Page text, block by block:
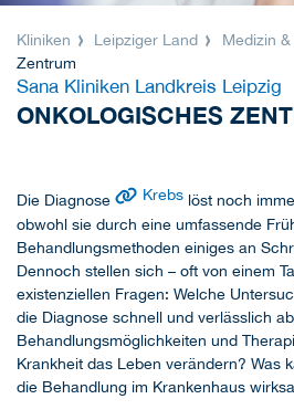
Kliniken Leipziger Land Medizin
Zentrum
Sana Kliniken Landkreis Leipzig
ONKOLOGISCHES
Die Diagnose Krebs löst noch
obwohl sie durch eine umfassende
Behandlungsmethoden einiges an
Dennoch stellen sich – oft von einem
existenziellen Fragen: Welche
die Diagnose schnell und verlässlich
Behandlungsmöglichkeiten und
Krankheit das Leben verändern? Was
die Behandlung im Krankenhaus